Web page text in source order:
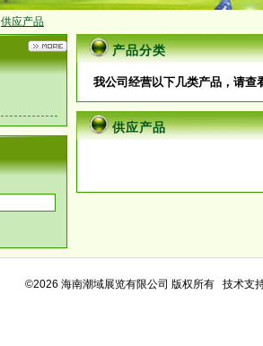
供应产品
产品分类
我公司经营以下几类产品，请查
供应产品
©2026 海南潮域展览有限公司 版权所有 技术支